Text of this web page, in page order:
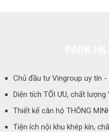
Chủ đầu tư Vingroup uy tín
Diện tích TỐI ƯU, chất lượng
Thiết kế căn hộ THÔNG
Tiện ích nội khu khép kín,